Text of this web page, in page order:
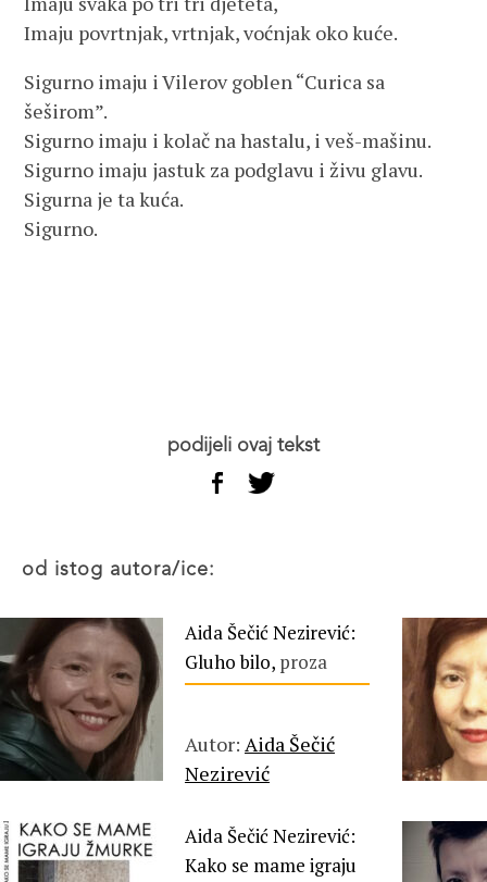
Imaju povrtnjak, vrtnjak, voćnjak oko kuće.
Sigurno imaju i Vilerov goblen “Curica sa
šeširom”.
Sigurno imaju i kolač na hastalu, i veš-mašinu.
Sigurno imaju jastuk za podglavu i živu glavu.
Sigurna je ta kuća.
Sigurno.
podijeli ovaj tekst
od istog autora/ice:
Aida Šečić Nezirević:
Gluho bilo, proza
Autor: Aida Šečić
Nezirević
Aida Šečić Nezirević:
Kako se mame igraju